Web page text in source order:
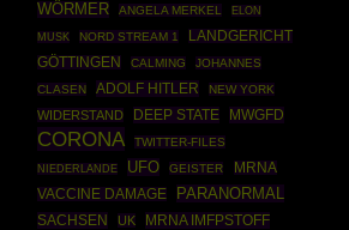
WÖRMER
ANGELA MERKEL ELON
MUSK NORD STREAM 1
LANDGERICHT
GÖTTINGEN
CALMING
JOHANNES
CLASEN
ADOLF HITLER NEW YORK
WIDERSTAND DEEP STATE MWGFD
CORONA TWITTER-FILES
NIEDERLANDE UFO GEISTER
MRNA
VACCINE DAMAGE
PARANORMAL
SACHSEN UK MRNA IMFPSTOFF